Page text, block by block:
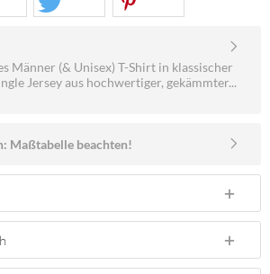
Männer (& Unisex) T-Shirt in klassischer
Jersey aus hochwertiger, gekämmter...
Maßtabelle beachten!